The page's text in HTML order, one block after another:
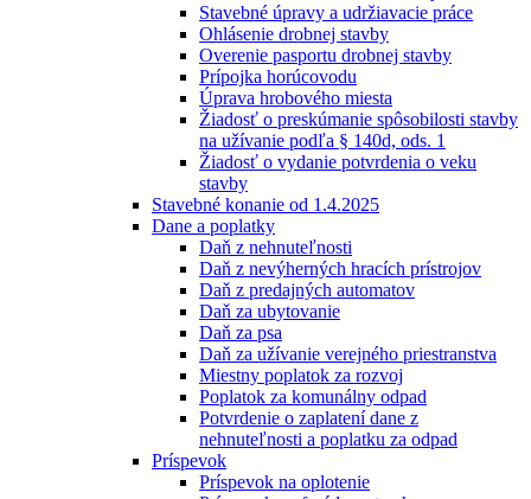
Stavebné úpravy a udržiavacie práce
Ohlásenie drobnej stavby
Overenie pasportu drobnej stavby
Prípojka horúcovodu
Úprava hrobového miesta
Žiadosť o preskúmanie spôsobilosti stavby
na užívanie podľa § 140d, ods. 1
Žiadosť o vydanie potvrdenia o veku
stavby
Stavebné konanie od 1.4.2025
Dane a poplatky
Daň z nehnuteľnosti
Daň z nevýherných hracích prístrojov
Daň z predajných automatov
Daň za ubytovanie
Daň za psa
Daň za užívanie verejného priestranstva
Miestny poplatok za rozvoj
Poplatok za komunálny odpad
Potvrdenie o zaplatení dane z
nehnuteľnosti a poplatku za odpad
Príspevok
Príspevok na oplotenie